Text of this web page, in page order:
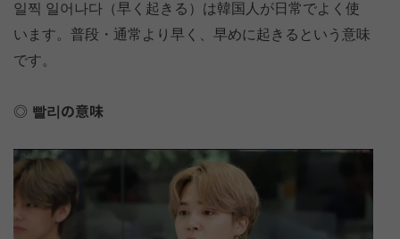
일찍 일어나다（早く起きる）は韓国人が日常でよく使
います。普段・通常より早く、早めに起きるという意味
です。
빨리の意味